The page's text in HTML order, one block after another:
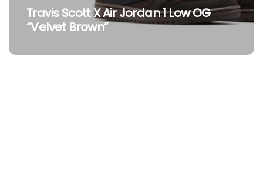
Travis Scott X Air Jordan 1 Low OG
“Velvet Brown”